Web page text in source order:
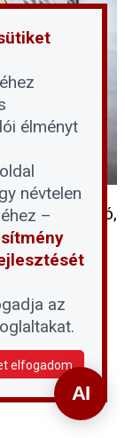
óta húzódó,
magyar
fel a
helyzetén
élményt
névtelen
–
az
elfogadom